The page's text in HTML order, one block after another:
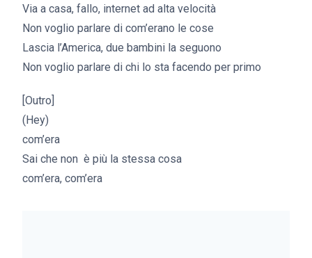
Via a casa, fallo, internet ad alta velocità
Non voglio parlare di com’erano le cose
Lascia l’America, due bambini la seguono
Non voglio parlare di chi lo sta facendo per primo
[Outro]
(Hey)
com’era
Sai che non è più la stessa cosa
com’era, com’era